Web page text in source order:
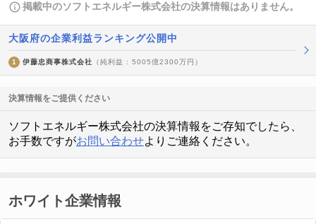
掲載中のソフトエネルギー株式会社の決算情報はありません。
大阪府の企業利益ランキング公開中
1 伊藤忠商事株式会社 （純利益 : 5005億2300万円）
決算情報をご提供ください
ソフトエネルギー株式会社の決算情報をご存知でしたら、
お手数ですがお問い合わせよりご連絡ください。
ホワイト企業情報